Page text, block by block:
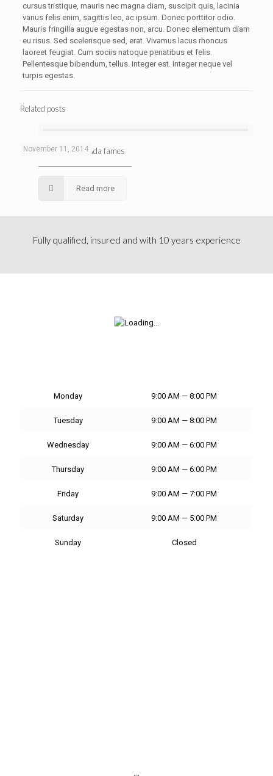
cursus tristique, mauris nec magna diam, suscipit quis, lacinia
varius felis enim, sagittis leo, ac ipsum. Donec porttitor odio.
Mauris fringilla augue egestas non, arcu. Donec elementum diam
eu risus. Sed scelerisque sed, erat. Vivamus lacus rhoncus
laoreet feugiat. Cum sociis natoque penatibus et felis.
Pellentesque bibendum, tellus. Integer est. Integer neque vel
turpis egestas.
Related posts
November 11, 2014
Pellentesque malesuada fames
Read more
Fully qualified, insured and with 10 years experience
Monday 9:00 AM — 8:00 PM
Tuesday 9:00 AM — 8:00 PM
Wednesday 9:00 AM — 6:00 PM
Thursday 9:00 AM — 6:00 PM
Friday 9:00 AM — 7:00 PM
Saturday 9:00 AM — 5:00 PM
Sunday Closed